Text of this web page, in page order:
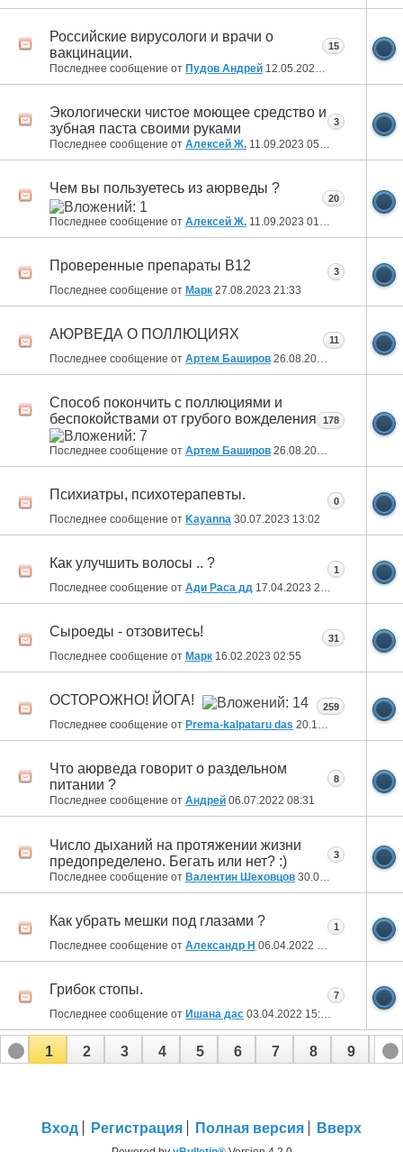
Российские вирусологи и врачи о
вакцинации.
Последнее сообщение от Пудов Андрей 12.05.2024
15
Экологически чистое моющее средство и
зубная паста своими руками
Последнее сообщение от Алексей Ж. 11.09.2023 05:35
3
Чем вы пользуетесь из аюрведы ?
Последнее сообщение от Алексей Ж. 11.09.2023 01:58
20
Проверенные препараты В12
Последнее сообщение от Марк 27.08.2023 21:33
3
АЮРВЕДА О ПОЛЛЮЦИЯХ
Последнее сообщение от Артем Баширов 26.08.2023
11
Способ покончить с поллюциями и
беспокойствами от грубого вожделения
Последнее сообщение от Артем Баширов 26.08.2023
178
Психиатры, психотерапевты.
Последнее сообщение от Kayanna 30.07.2023 13:02
0
Как улучшить волосы .. ?
Последнее сообщение от Ади Раса дд 17.04.2023 22:34
1
Сыроеды - отзовитесь!
Последнее сообщение от Марк 16.02.2023 02:55
31
ОСТОРОЖНО! ЙОГА!
Последнее сообщение от Prema-kalpataru das 20.12.2022 12:21
259
Что аюрведа говорит о раздельном
питании ?
Последнее сообщение от Aндрей 06.07.2022 08:31
8
Число дыханий на протяжении жизни
предопределено. Бегать или нет? :)
Последнее сообщение от Валентин Шеховцов 30.04.2022
3
Как убрать мешки под глазами ?
Последнее сообщение от Александр Н 06.04.2022
1
Грибок стопы.
Последнее сообщение от Ишана дас 03.04.2022 15:34
7
1 2 3 4 5 6 7 8 9 10
Вход Регистрация Полная версия Вверх